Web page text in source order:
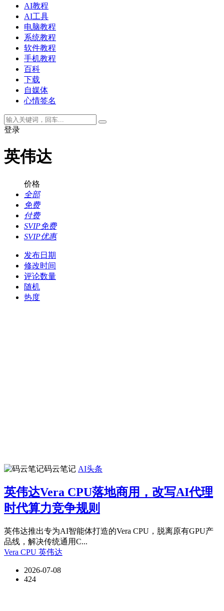
AI教程
AI工具
电脑教程
系统教程
软件教程
手机教程
百科
下载
自媒体
心情签名
登录
英伟达
价格
全部
免费
付费
SVIP免费
SVIP优惠
发布日期
修改时间
评论数量
随机
热度
码云笔记 AI头条
英伟达Vera CPU落地商用，改写AI代理
时代算力竞争规则
英伟达推出专为AI智能体打造的Vera CPU，脱离原有GPU产
品线，解决传统通用C...
Vera CPU 英伟达
2026-07-08
424